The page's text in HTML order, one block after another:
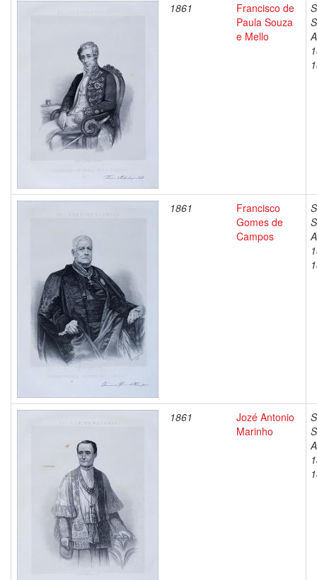
1861
Francisco de
Paula Souza
e Mello
1861
Francisco
Gomes de
Campos
1861
Jozé Antonio
Marinho